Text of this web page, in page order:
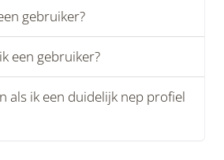
gebruiker?
een gebruiker?
als ik een duidelijk nep profiel